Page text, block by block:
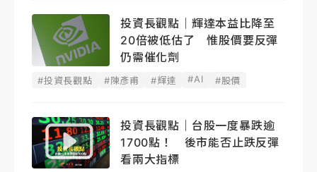
投資長觀點｜輝達本益比降至
20倍被低估了 惟股價要反彈
仍需催化劑
#投資長觀點 #陳彥甫 #輝達 #AI #股價
投資長觀點｜台股一度暴跌逾
1700點！ 後市能否止跌反彈
看兩大指標